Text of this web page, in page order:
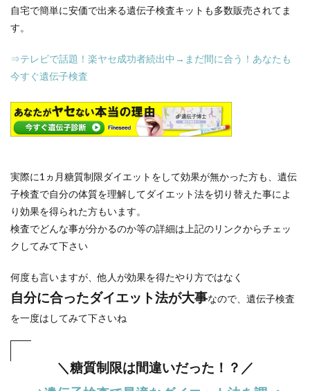
自宅で簡単に安価で出来る遺伝子検査キットも多数販売されてま
す。
⇒テレビで話題！楽ヤセ成功者続出中→まだ間に合う！あなたも
今すぐ遺伝子検査
実際に1ヵ月糖質制限ダイエットをして効果が無かった方も、遺伝
子検査で自分の体質を理解してダイエット法を切り替えた事によ
り効果を得られた方もいます。
検査でどんな事が分かるのか等の詳細は上記のリンクからチェッ
クしてみて下さい
何度も言いますが、他人が効果を得たやり方ではなく
自分に合ったダイエット法が大事なので、遺伝子検査
を一度はしてみて下さいね
＼糖質制限は間違いだった！？／